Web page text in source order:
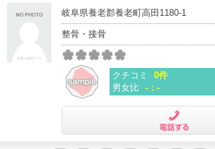
岐阜県養老郡養老町高田1180-1
整骨・接骨
クチコミ
0件
男女比 -：-